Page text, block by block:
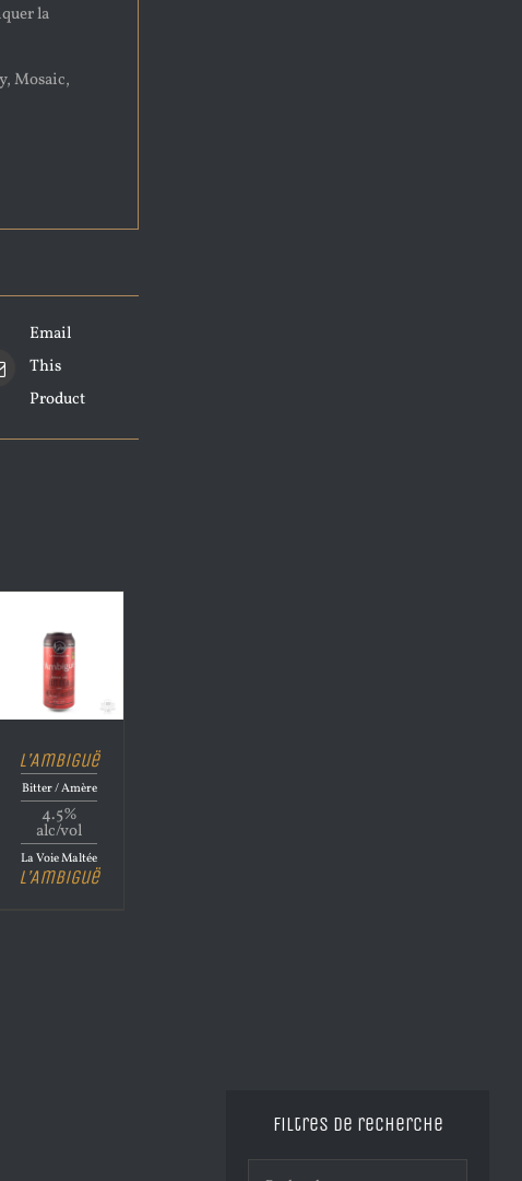
la
Mosaic,
Email
This
Product
L’Ambiguë
Bitter / Amère
4.5%
alc/vol
La Voie Maltée
L’Ambiguë
Filtres de recherche